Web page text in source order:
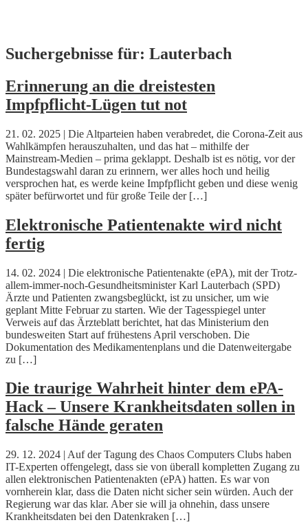
Skip
to
Suchergebnisse für: Lauterbach
Erinnerung an die dreistesten
Impfpflicht-Lügen tut not
21. 02. 2025 | Die Altparteien haben verabredet, die Corona-Zeit aus
Wahlkämpfen herauszuhalten, und das hat – mithilfe der
Mainstream-Medien – prima geklappt. Deshalb ist es nötig, vor der
Bundestagswahl daran zu erinnern, wer alles hoch und heilig
versprochen hat, es werde keine Impfpflicht geben und diese wenig
später befürwortet und für große Teile der […]
Elektronische Patientenakte wird nicht
fertig
14. 02. 2024 | Die elektronische Patientenakte (ePA), mit der Trotz-
allem-immer-noch-Gesundheitsminister Karl Lauterbach (SPD)
Ärzte und Patienten zwangsbeglückt, ist zu unsicher, um wie
geplant Mitte Februar zu starten. Wie der Tagesspiegel unter
Verweis auf das Ärzteblatt berichtet, hat das Ministerium den
bundesweiten Start auf frühestens April verschoben. Die
Dokumentation des Medikamentenplans und die Datenweitergabe
zu […]
Die traurige Wahrheit hinter dem ePA-
Hack – Unsere Krankheitsdaten sollen in
falsche Hände geraten
29. 12. 2024 | Auf der Tagung des Chaos Computers Clubs haben
IT-Experten offengelegt, dass sie von überall kompletten Zugang zu
allen elektronischen Patientenakten (ePA) hatten. Es war von
vornherein klar, dass die Daten nicht sicher sein würden. Auch der
Regierung war das klar. Aber sie will ja ohnehin, dass unsere
Krankheitsdaten bei den Datenkraken […]